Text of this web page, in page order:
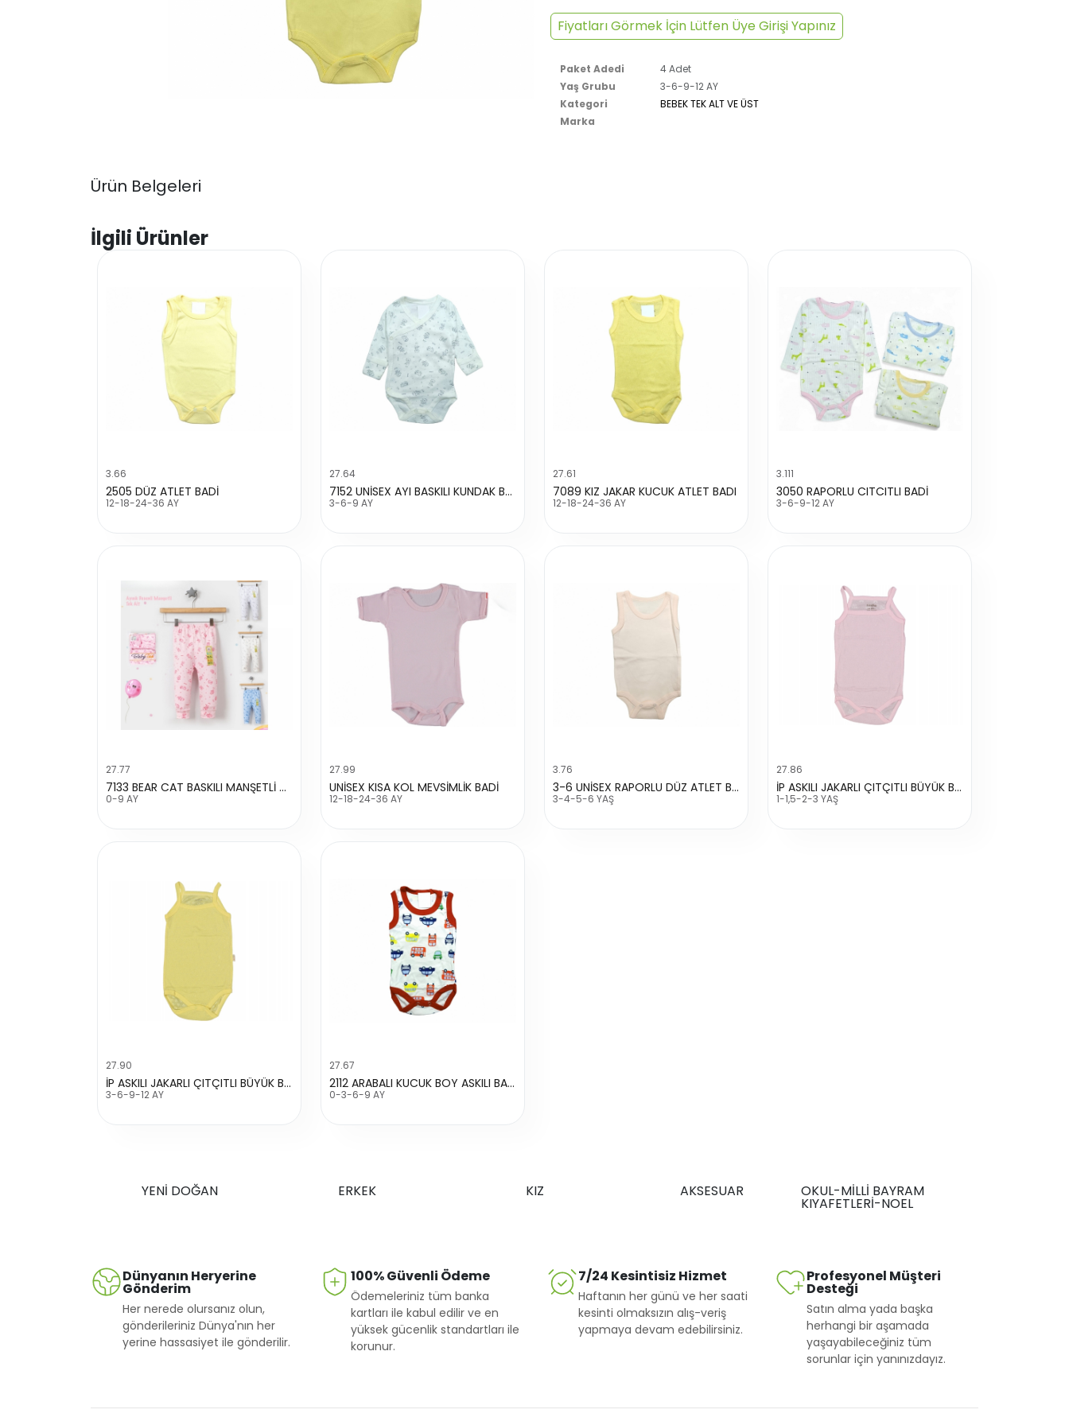
Fiyatları Görmek İçin Lütfen Üye Girişi Yapınız
Paket Adedi
4 Adet
Yaş Grubu
3-6-9-12 AY
Kategori
BEBEK TEK ALT VE ÜST
Marka
Ürün Belgeleri
İlgili Ürünler
3.66
2505 DÜZ ATLET BADİ
12-18-24-36 AY
27.64
7152 UNİSEX AYI BASKILI KUNDAK BADİ
3-6-9 AY
27.61
7089 KIZ JAKAR KUCUK ATLET BADI
12-18-24-36 AY
3.111
3050 RAPORLU CITCITLI BADİ
3-6-9-12 AY
27.77
7133 BEAR CAT BASKILI MANŞETLİ TEK ALT
0-9 AY
27.99
UNİSEX KISA KOL MEVSİMLİK BADİ
12-18-24-36 AY
3.76
3-6 UNİSEX RAPORLU DÜZ ATLET BADİ
3-4-5-6 YAŞ
27.86
İP ASKILI JAKARLI ÇITÇITLI BÜYÜK BADİ
1-1,5-2-3 YAŞ
27.90
İP ASKILI JAKARLI ÇITÇITLI BÜYÜK BADİ
3-6-9-12 AY
27.67
2112 ARABALI KUCUK BOY ASKILI BADI
0-3-6-9 AY
YENİ DOĞAN ERKEK KIZ AKSESUAR OKUL-MİLLİ BAYRAM
KIYAFETLERİ-NOEL
Dünyanın Heryerine
Gönderim
Her nerede olursanız olun,
gönderileriniz Dünya'nın her
yerine hassasiyet ile gönderilir.
100% Güvenli Ödeme
Ödemeleriniz tüm banka
kartları ile kabul edilir ve en
yüksek gücenlik standartları ile
korunur.
7/24 Kesintisiz Hizmet
Haftanın her günü ve her saati
kesinti olmaksızın alış-veriş
yapmaya devam edebilirsiniz.
Profesyonel Müşteri
Desteği
Satın alma yada başka
herhangi bir aşamada
yaşayabileceğiniz tüm
sorunlar için yanınızdayız.